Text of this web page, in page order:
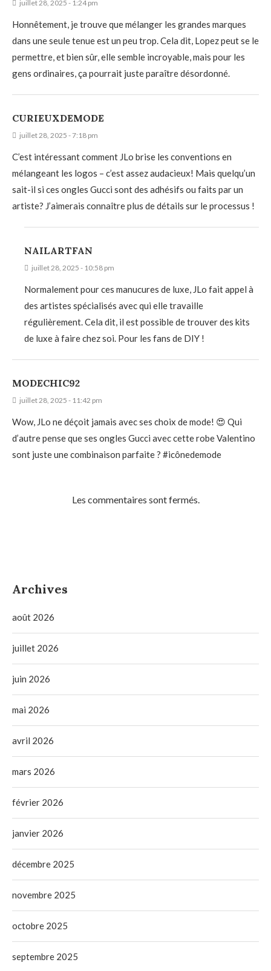
juillet 28, 2025 - 1:24 pm
Honnêtement, je trouve que mélanger les grandes marques
dans une seule tenue est un peu trop. Cela dit, Lopez peut se le
permettre, et bien sûr, elle semble incroyable, mais pour les
gens ordinaires, ça pourrait juste paraître désordonné.
CURIEUXDEMODE
juillet 28, 2025 - 7:18 pm
C’est intéressant comment JLo brise les conventions en
mélangeant les logos – c’est assez audacieux! Mais quelqu’un
sait-il si ces ongles Gucci sont des adhésifs ou faits par un
artiste? J’aimerais connaître plus de détails sur le processus !
NAILARTFAN
juillet 28, 2025 - 10:58 pm
Normalement pour ces manucures de luxe, JLo fait appel à
des artistes spécialisés avec qui elle travaille
régulièrement. Cela dit, il est possible de trouver des kits
de luxe à faire chez soi. Pour les fans de DIY !
MODECHIC92
juillet 28, 2025 - 11:42 pm
Wow, JLo ne déçoit jamais avec ses choix de mode! 😍 Qui
d’autre pense que ses ongles Gucci avec cette robe Valentino
sont juste une combinaison parfaite ? #icônedemode
Les commentaires sont fermés.
Archives
août 2026
juillet 2026
juin 2026
mai 2026
avril 2026
mars 2026
février 2026
janvier 2026
décembre 2025
novembre 2025
octobre 2025
septembre 2025